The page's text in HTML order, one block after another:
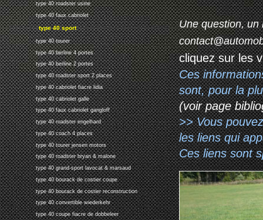
type 40 roadster usine
type 40 faux cabriolet
type 40 sport
type 40 tourer
type 40 berline 4 portes
type 40 berline 2 portes
type 40 roadster sport 2 places
type 40 cabriolet fiacre lidia
type 40 cabriolet galle
type 40 faux cabriolet gangloff
type 40 roadster engelhard
type 40 coach 4 places
type 40 tourer jensen motors
type 40 roadster bryan & malone
type 40 grand-sport lavocat & marsaud
type 40 bourack de costier coupe
type 40 bourack de costier reconstruction
type 40 convertible wiederkehr
type 40 coupe fiacre de dobbeleer
Une question, un
cliquez sur les
Ces
sont, pour la
(voir page
>> Vous
les liens qui
Ces liens sont